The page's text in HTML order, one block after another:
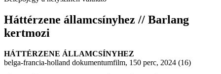
Háttérzene államcsínyhez // Barlang
kertmozi
HÁTTÉRZENE ÁLLAMCSÍNYHEZ
belga-francia-holland dokumentumfilm, 150 perc, 2024 (16)